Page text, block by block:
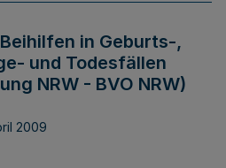
in Geburts-,
und Todesfällen
NRW - BVO NRW)
2009